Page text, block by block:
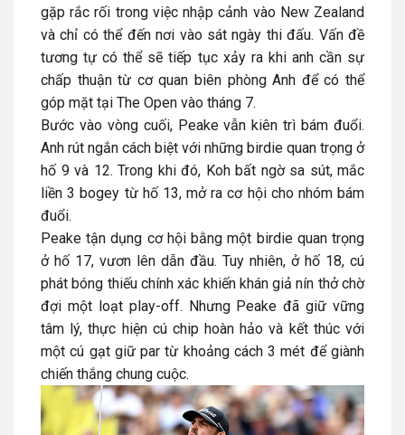
gặp rắc rối trong việc nhập cảnh vào New Zealand
và chỉ có thể đến nơi vào sát ngày thi đấu. Vấn đề
tương tự có thể sẽ tiếp tục xảy ra khi anh cần sự
chấp thuận từ cơ quan biên phòng Anh để có thể
góp mặt tại The Open vào tháng 7.
Bước vào vòng cuối, Peake vẫn kiên trì bám đuổi.
Anh rút ngắn cách biệt với những birdie quan trọng ở
hố 9và 12. Trong khi đó, Koh bất ngờ sa sút, mắc
liền 3 bogey từ hố 13, mở ra cơ hội cho nhóm bám
đuổi.
Peake tận dụng cơ hội bằng một birdie quan trọng
ở hố 17, vươn lên dẫn đầu. Tuy nhiên, ở hố 18, cú
phát bóng thiếu chính xác khiến khán giả nín thở chờ
đợi một loạt play-off. Nhưng Peake đã giữ vững
tâm lý, thực hiện cú chip hoàn hảo và kết thúc với
một cú gạt giữ par từ khoảng cách3 mét để giành
chiến thắng chung cuộc.